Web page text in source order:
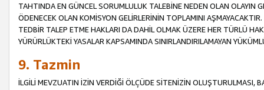
TAHTINDA EN GÜNCEL SORUMLULUK TALEBİNE NEDEN OLAN OLAYIN
ÖDENECEK OLAN KOMİSYON GELİRLERİNİN TOPLAMINI
TEDBİR TALEP ETME HAKLARI DA DAHİL OLMAK ÜZERE HER TÜRLÜ
YÜRÜRLÜKTEKİ YASALAR KAPSAMINDA SINIRLANDIRILAMAYAN
9. Tazmin
İLGİLİ MEVZUATIN İZİN VERDİĞİ ÖLÇÜDE SİTENİZİN OLUŞTURULMASI,